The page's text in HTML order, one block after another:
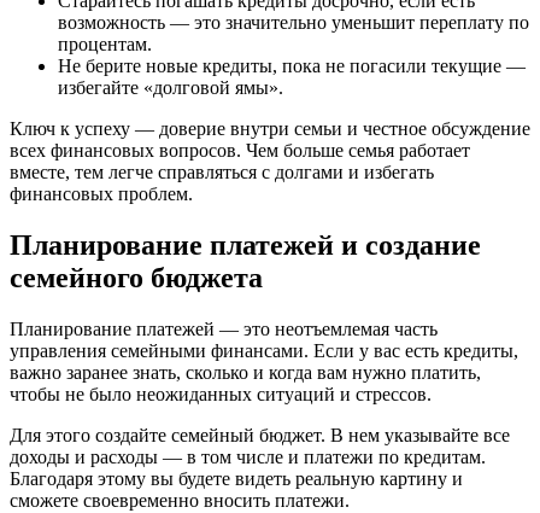
возможность — это значительно уменьшит переплату по
процентам.
Не берите новые кредиты, пока не погасили текущие —
избегайте «долговой ямы».
Ключ к успеху — доверие внутри семьи и честное обсуждение
всех финансовых вопросов. Чем больше семья работает
вместе, тем легче справляться с долгами и избегать
финансовых проблем.
Планирование платежей и создание
семейного бюджета
Планирование платежей — это неотъемлемая часть
управления семейными финансами. Если у вас есть кредиты,
важно заранее знать, сколько и когда вам нужно платить,
чтобы не было неожиданных ситуаций и стрессов.
Для этого создайте семейный бюджет. В нем указывайте все
доходы и расходы — в том числе и платежи по кредитам.
Благодаря этому вы будете видеть реальную картину и
сможете своевременно вносить платежи.